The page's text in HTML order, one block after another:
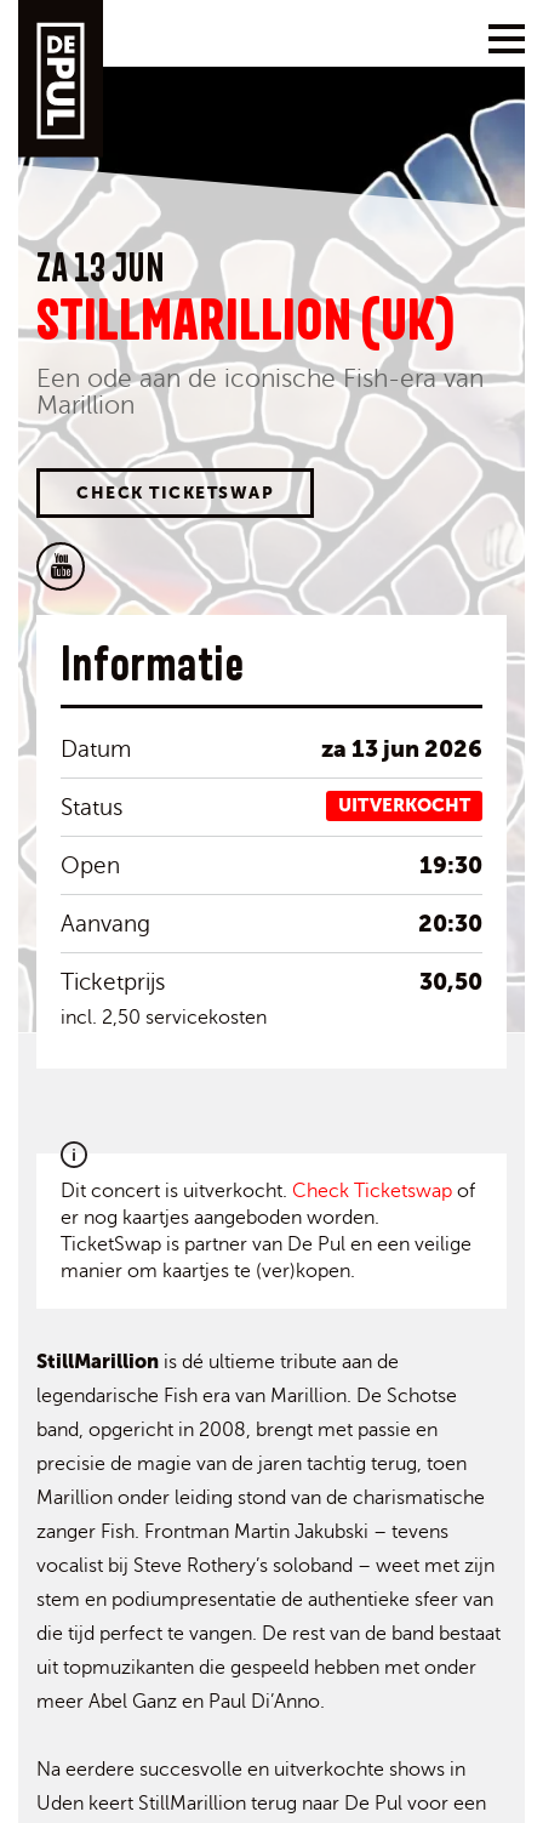
ZA 13 JUN
STILLMARILLION (UK)
Een ode aan de iconische Fish-era van
Marillion
CHECK TICKETSWAP
Informatie
Datum za 13 jun 2026
Status UITVERKOCHT
Open 19:30
Aanvang 20:30
Ticketprijs 30,50
incl. 2,50 servicekosten
Dit concert is uitverkocht. Check Ticketswap of
er nog kaartjes aangeboden worden.
TicketSwap is partner van De Pul en een veilige
manier om kaartjes te (ver)kopen.
StillMarillion is dé ultieme tribute aan de
legendarische Fish era van Marillion. De Schotse
band, opgericht in 2008, brengt met passie en
precisie de magie van de jaren tachtig terug, toen
Marillion onder leiding stond van de charismatische
zanger Fish. Frontman Martin Jakubski – tevens
vocalist bij Steve Rothery’s soloband – weet met zijn
stem en podiumpresentatie de authentieke sfeer van
die tijd perfect te vangen. De rest van de band bestaat
uit topmuzikanten die gespeeld hebben met onder
meer Abel Ganz en Paul Di’Anno.
Na eerdere succesvolle en uitverkochte shows in
Uden keert StillMarillion terug naar De Pul voor een